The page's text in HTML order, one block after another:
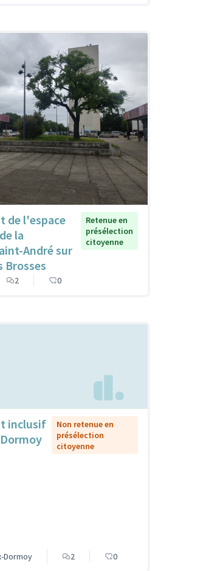
de l'espace
la
André sur
Brosses
Retenue en
présélection
citoyenne
2 0
inclusif
Non retenue en
présélection
citoyenne
Dormoy 2 0